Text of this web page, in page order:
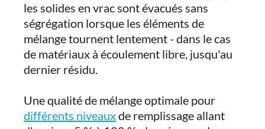
les solides en vrac sont évacués sans
ségrégation lorsque les éléments de
mélange tournent lentement - dans le cas
de matériaux à écoulement libre, jusqu'au
dernier résidu.
Une qualité de mélange optimale pour
différents niveauxde remplissage allant